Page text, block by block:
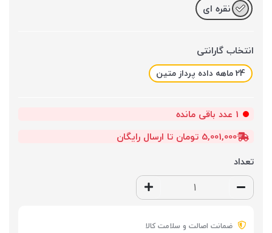
نقره ای
انتخاب گارانتی
24 ماهه داده پرداز متین
1 عدد باقی مانده
5,001,000 تومان تا ارسال رایگان
تعداد
ضمانت اصالت و سلامت کالا